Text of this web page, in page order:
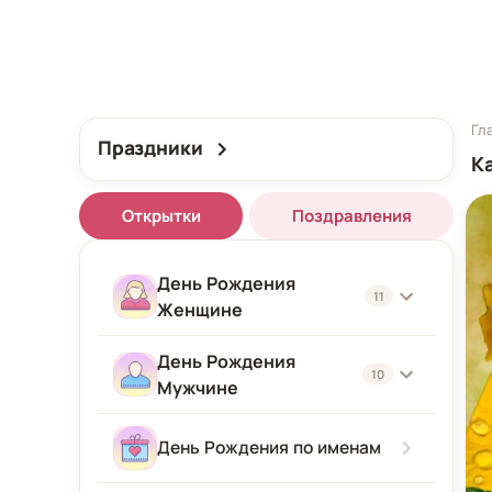
Праздники
Открытки Поздравления
День Рождения
Женщине
11
Женщине
Подруге
Девушке
День Рождения
Мужчине
10
Мужчине
День Рождения по именам